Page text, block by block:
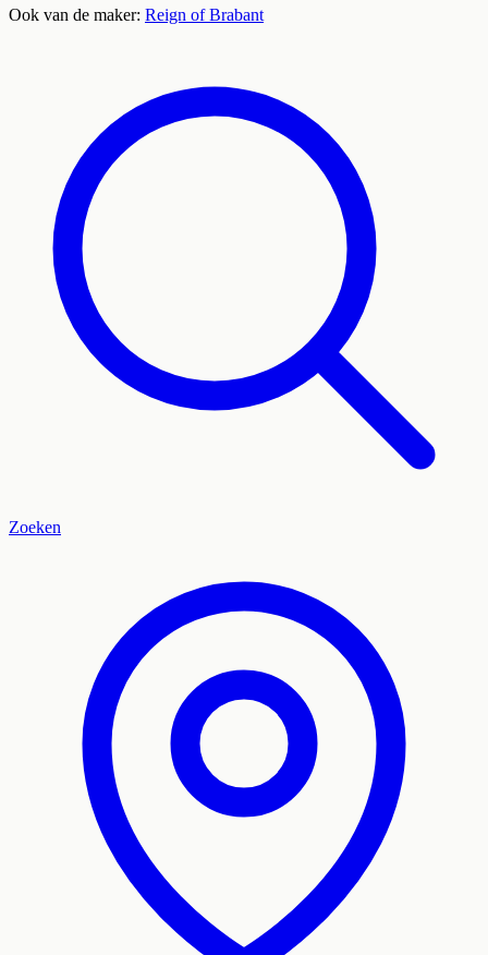
Ook van de maker: Reign of Brabant
Zoeken